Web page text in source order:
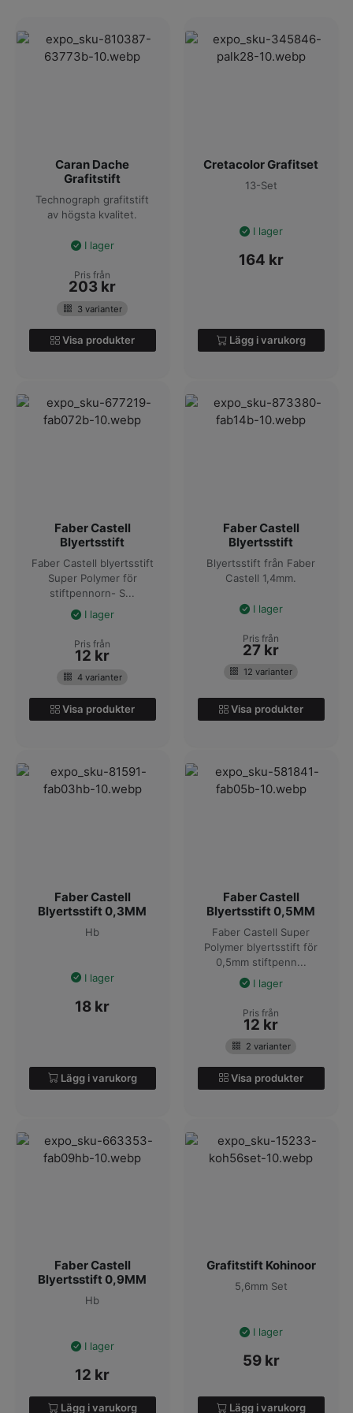
Caran Dache
Grafitstift
Technograph grafitstift
av högsta kvalitet.
I lager
Pris från
203 kr
3 varianter
Visa produkter
Cretacolor Grafitset
13-Set
I lager
164 kr
Lägg i varukorg
Faber Castell
Blyertsstift
Faber Castell blyertsstift
Super Polymer för
stiftpennorn- S...
I lager
Pris från
12 kr
4 varianter
Visa produkter
Faber Castell
Blyertsstift
Blyertsstift från Faber
Castell 1,4mm.
I lager
Pris från
27 kr
12 varianter
Visa produkter
Faber Castell
Blyertsstift 0,3MM
Hb
I lager
18 kr
Lägg i varukorg
Faber Castell
Blyertsstift 0,5MM
Faber Castell Super
Polymer blyertsstift för
0,5mm stiftpenn...
I lager
Pris från
12 kr
2 varianter
Visa produkter
Faber Castell
Blyertsstift 0,9MM
Hb
I lager
12 kr
Lägg i varukorg
Grafitstift Kohinoor
5,6mm Set
I lager
59 kr
Lägg i varukorg